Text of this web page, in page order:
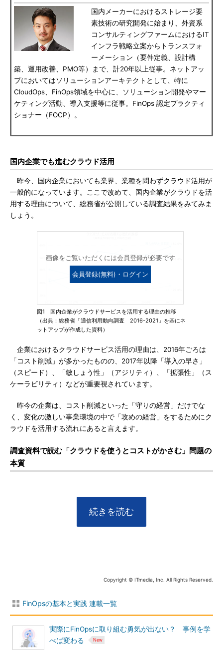
国内メーカーにおけるストレージ要
素技術の研究開発に始まり、外資系
コンサルティングファームにおけるIT
インフラ戦略立案からトランスフォ
ーメーション（要件定義、設計構
築、運用改善、PMO等）まで、計20年以上従事。ネットアッ
プにおいてはソリューションアーキテクトとして、特に
CloudOps、FinOps領域を中心に、ソリューション開発やマー
ケティング活動、導入支援等に従事。FinOps 認定プラクティ
ショナー（FOCP）。
国内企業でも進むクラウド活用
昨今、国内企業においても業界、業種を問わずクラウド活用が
一般的になっています。ここで改めて、国内企業がクラウドを活
用する理由について、総務省が公開している調査結果をみてみま
しょう。
画像をご覧いただくには会員登録が必要です
会員登録(無料)・ログイン
図1 国内企業がクラウドサービスを活用する理由の推移
（出典：総務省「通信利用動向調査 2016-2021」を基にネ
ットアップが作成した資料）
企業におけるクラウドサービス活用の理由は、2016年ごろは
「コスト削減」が多かったものの、2017年以降「導入の早さ」
（スピード）、「敏しょう性」（アジリティ）、「拡張性」（ス
ケーラビリティ）などが重要視されています。
昨今の企業は、コスト削減といった「守りの経営」だけでな
く、変化の激しい事業環境の中で「攻めの経営」をするためにク
ラウドを活用する流れにあると言えます。
調査資料で読む「クラウドを使うとコストがかさむ」問題の
本質
続きを読む
Copyright © ITmedia, Inc. All Rights Reserved.
FinOpsの基本と実践 連載一覧
実際にFinOpsに取り組む勇気が出ない？ 事例を学
べば変わる